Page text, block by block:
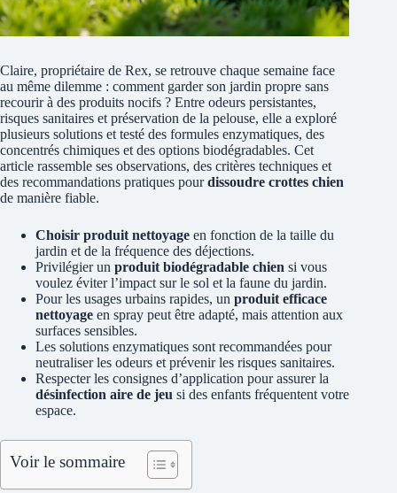
Claire, propriétaire de Rex, se retrouve chaque semaine face
au même dilemme : comment garder son jardin propre sans
recourir à des produits nocifs ? Entre odeurs persistantes,
risques sanitaires et préservation de la pelouse, elle a exploré
plusieurs solutions et testé des formules enzymatiques, des
concentrés chimiques et des options biodégradables. Cet
article rassemble ses observations, des critères techniques et
des recommandations pratiques pourdissoudre crottes chien
de manière fiable.
Choisir produit nettoyage en fonction de la taille du
jardin et de la fréquence des déjections.
Privilégier un produit biodégradable chien si vous
voulez éviter l’impact sur le sol et la faune du jardin.
Pour les usages urbains rapides, un produit efficace
nettoyage en spray peut être adapté, mais attention aux
surfaces sensibles.
Les solutions enzymatiques sont recommandées pour
neutraliser les odeurs et prévenir les risques sanitaires.
Respecter les consignes d’application pour assurer la
désinfection aire de jeu si des enfants fréquentent votre
espace.
Voir le sommaire